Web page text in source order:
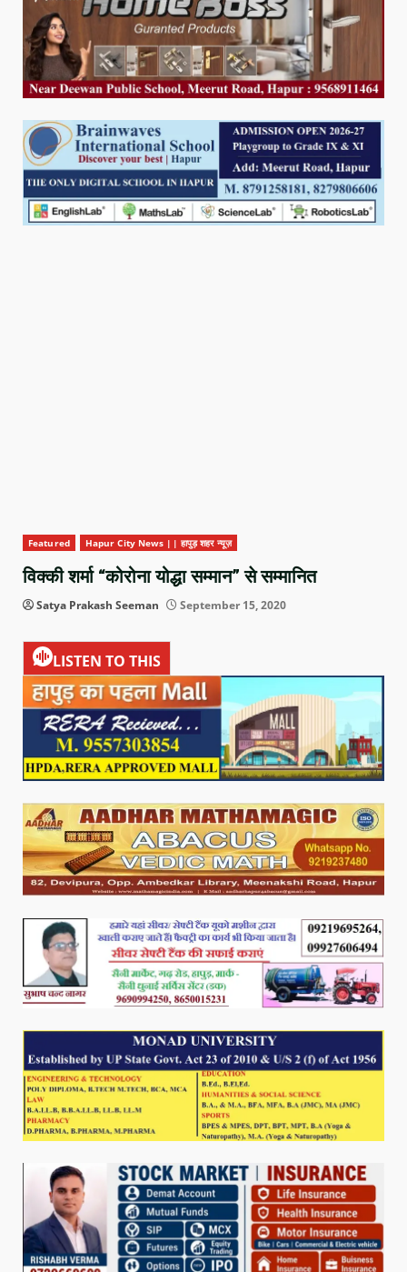
Featured Hapur City News || हापुड़ शहर न्यूज़
विक्की शर्मा “कोरोना योद्धा सम्मान” से सम्मानित
Satya Prakash Seeman September 15, 2020
LISTEN TO THIS